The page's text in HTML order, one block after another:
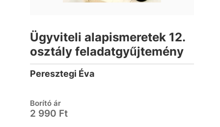
Ügyviteli alapismeretek 12.
osztály feladatgyűjtemény
Peresztegi Éva
Borító ár
2 990 Ft